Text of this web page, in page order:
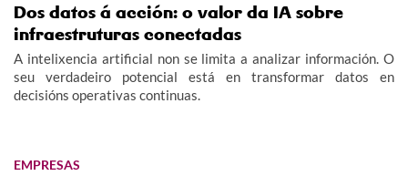
Dos datos á acción: o valor da IA sobre
infraestruturas conectadas
A intelixencia artificial non se limita a analizar información. O
seu verdadeiro potencial está en transformar datos en
decisións operativas continuas.
EMPRESAS